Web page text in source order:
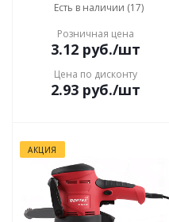
Есть в наличии (17)
Розничная цена
3.12руб./шт
Цена по дисконту
2.93руб./шт
АКЦИЯ